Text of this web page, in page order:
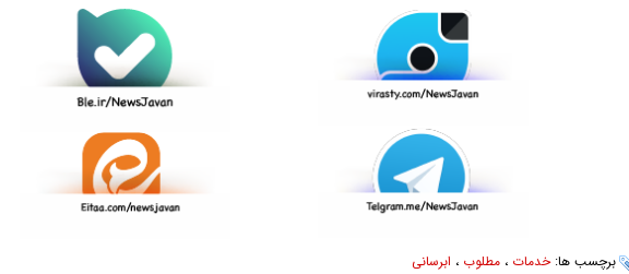
برچسب ها:خدمات ، مطلوب ، ابرسانی